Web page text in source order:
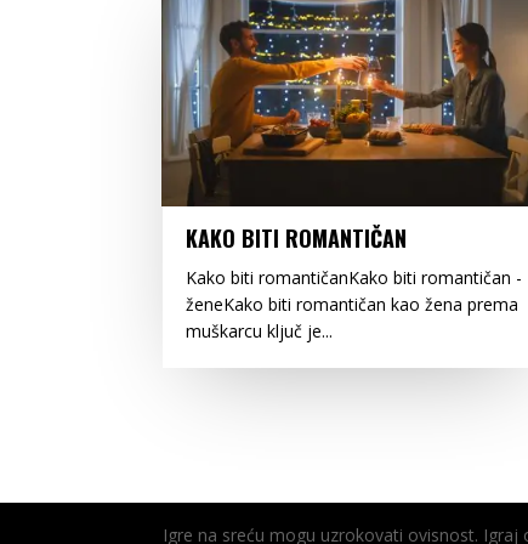
KAKO BITI ROMANTIČAN
Kako biti romantičanKako biti romantičan -
ženeKako biti romantičan kao žena prema
muškarcu ključ je...
Igre na sreću mogu uzrokovati ovisnost.